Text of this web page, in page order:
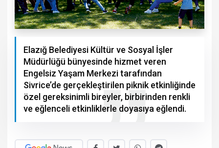
Elazığ Belediyesi Kültür ve Sosyal İşler
Müdürlüğü bünyesinde hizmet veren
Engelsiz Yaşam Merkezi tarafından
Sivrice’de gerçekleştirilen piknik etkinliğinde
özel gereksinimli bireyler, birbirinden renkli
ve eğlenceli etkinliklerle doyasıya eğlendi.